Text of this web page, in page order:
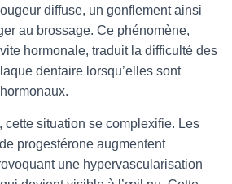
diffuse, un gonflement ainsi
au brossage. Ce phénomène,
hormonale, traduit la difficulté des
dentaire lorsqu’elles sont
cette situation se complexifie. Les
progestérone augmentent
une hypervascularisation